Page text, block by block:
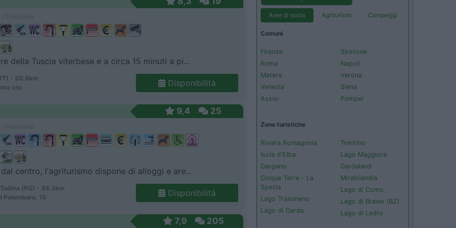
della Tuscia viterbese e a circa 15 minuti a pi...
- 20.9km
snc
Disponibilità
9,4 25
centro, l'agriturismo dispone di alloggi e are...
(PG) - 34.3km
Palombaro, 15
Disponibilità
7,9 205
Aree di sosta Agriturismi Campeggi
Comuni
Firenze
Roma
Matera
Venezia
Assisi
Sirmione
Napoli
Verona
Siena
Pompei
Zone turistiche
Riviera Romagnola
Isola d'Elba
Gargano
Cinque Terre - La
Spezia
Lago Trasimeno
Lago di Garda
Trentino
Lago Maggiore
Gardaland
Mirabilandia
Lago di Como
Lago di Braies (BZ)
Lago di Ledro